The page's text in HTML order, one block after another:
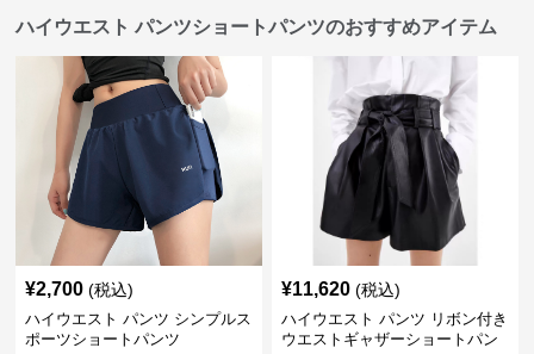
ハイウエスト パンツショートパンツのおすすめアイテム
¥2,700 (税込)
ハイウエスト パンツ シンプルス
ポーツショートパンツ
¥11,620 (税込)
ハイウエスト パンツ リボン付き
ウエストギャザーショートパン